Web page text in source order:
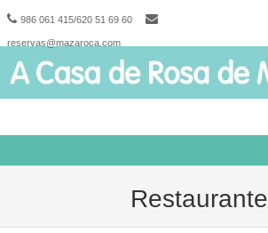
986 061 415/620 51 69 60
reservas@mazaroca.com
Restaurante